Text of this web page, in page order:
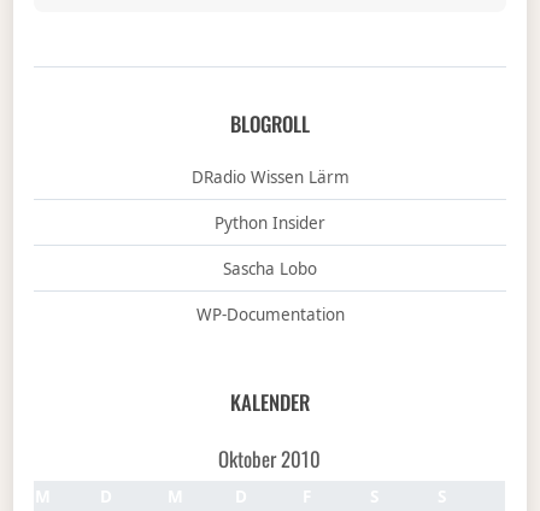
BLOGROLL
DRadio Wissen Lärm
Python Insider
Sascha Lobo
WP-Documentation
KALENDER
Oktober 2010